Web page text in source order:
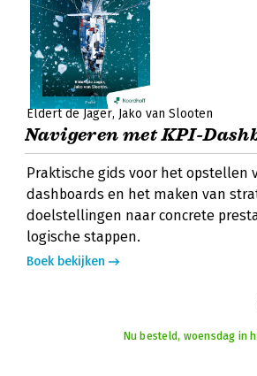
Eldert de Jager Jako van Slooten
Navigeren met KPI-
Praktische gids voor het opstellen
dashboards en het maken van
doelstellingen naar concrete
logische stappen.
Boek bekijken
Nu besteld, woensdag in